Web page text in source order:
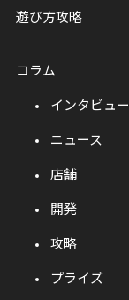
遊び方攻略
コラム
インタビュー
ニュース
店舗
開発
攻略
プライズ